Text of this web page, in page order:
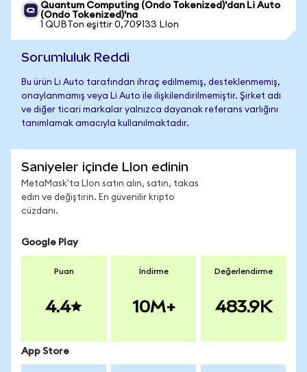
Quantum Computing (Ondo Tokenized)'dan Li Auto
(Ondo Tokenized)'na
1 QUBTon eşittir 0,709133 LIon
Sorumluluk Reddi
Bu ürün Li Auto tarafından ihraç edilmemiş, desteklenmemiş,
onaylanmamış veya Li Auto ile ilişkilendirilmemiştir. Şirket adı
ve diğer ticari markalar yalnızca dayanak referans varlığını
tanımlamak amacıyla kullanılmaktadır.
Saniyeler içinde LIon edinin
MetaMask'ta LIon satın alın, satın, takas
edin ve değiştirin. En güvenilir kripto
cüzdanı.
Google Play
Puan
4.4
İndirme
10M+
Değerlendirme
483.9K
App Store